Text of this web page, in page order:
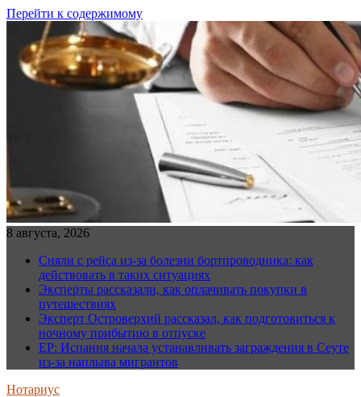
Перейти к содержимому
8 августа, 2026
Сняли с рейса из-за болезни бортпроводника: как
действовать в таких ситуациях
Эксперты рассказали, как оплачивать покупки в
путешествиях
Эксперт Островерхий рассказал, как подготовиться к
ночному прибытию в отпуске
EP: Испания начала устанавливать заграждения в Сеуте
из-за наплыва мигрантов
Нотариус